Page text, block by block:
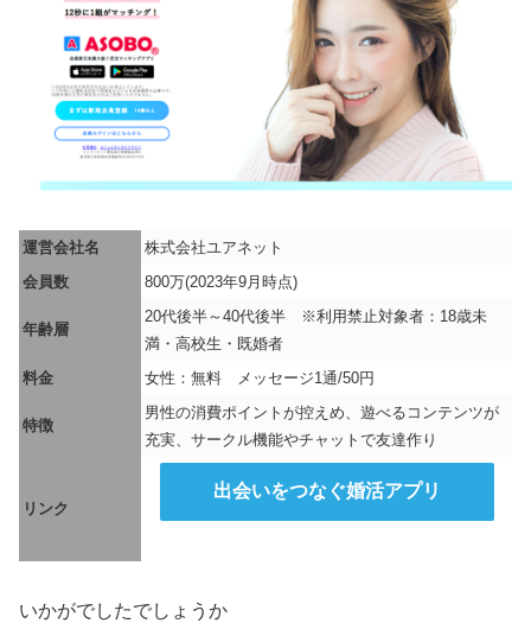
運営会社名
株式会社ユアネット
会員数
800万(2023年9月時点)
年齢層
20代後半～40代後半 ※利用禁止対象者：18歳未
満・高校生・既婚者
料金
女性：無料 メッセージ1通/50円
特徴
男性の消費ポイントが控えめ、遊べるコンテンツが
充実、サークル機能やチャットで友達作り
リンク
出会いをつなぐ婚活アプリ
いかがでしたでしょうか